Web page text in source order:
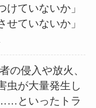
けていないか」
せていないか」
の侵入や放火、
虫が大量発生し
といったトラ